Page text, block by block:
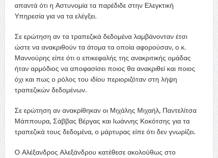
απαντά ότι η Αστυνομία τα παρέδιδε στην Ελεγκτική
Υπηρεσία για να τα ελέγξει.
Σε ερώτηση αν τα τραπεζικά δεδομένα λαμβάνονταν έτσι
ώστε να ανακριθούν τα άτομα τα οποία αφορούσαν, ο κ.
Μαννούρης είπε ότι ο επικεφαλής της ανακριτικής ομάδας
ήταν αρμόδιος να αποφασίσει ποιος θα ανακριθεί και ποιος
όχι και πως ο ρόλος του ιδίου περιοριζόταν στη λήψη
τραπεζικών δεδομένων.
Σε ερώτηση αν ανακρίθηκαν οι Μιχάλης Μιχαήλ, Παντελίτσα
Μάππουρα, Σάββας Βέργας και Ιωάννης Κοκότσης για τα
τραπεζικά τους δεδομένα, ο μάρτυρας είπε ότι δεν γνωρίζει.
Ο Αλέξανδρος Αλεξάνδρου κατέθεσε ακολούθως στο